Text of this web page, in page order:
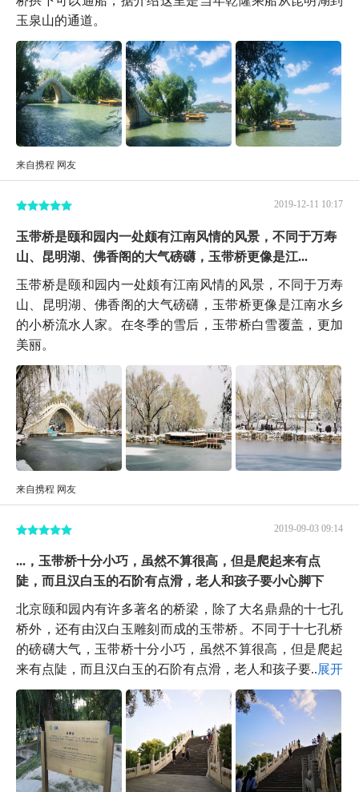
玉泉山的通道。
来自携程 网友
2019-12-11 10:17
玉带桥是颐和园内一处颇有江南风情的风景，不同于万寿
山、昆明湖、佛香阁的大气磅礴，玉带桥更像是江...
玉带桥是颐和园内一处颇有江南风情的风景，不同于万寿
山、昆明湖、佛香阁的大气磅礴，玉带桥更像是江南水乡
的小桥流水人家。在冬季的雪后，玉带桥白雪覆盖，更加
美丽。
来自携程 网友
2019-09-03 09:14
...，玉带桥十分小巧，虽然不算很高，但是爬起来有点
陡，而且汉白玉的石阶有点滑，老人和孩子要小心脚下
北京颐和园内有许多著名的桥梁，除了大名鼎鼎的十七孔
桥外，还有由汉白玉雕刻而成的玉带桥。不同于十七孔桥
的磅礴大气，玉带桥十分小巧，虽然不算很高，但是爬起
来有点陡，而且汉白玉的石阶有点滑，老人和孩子要...展开